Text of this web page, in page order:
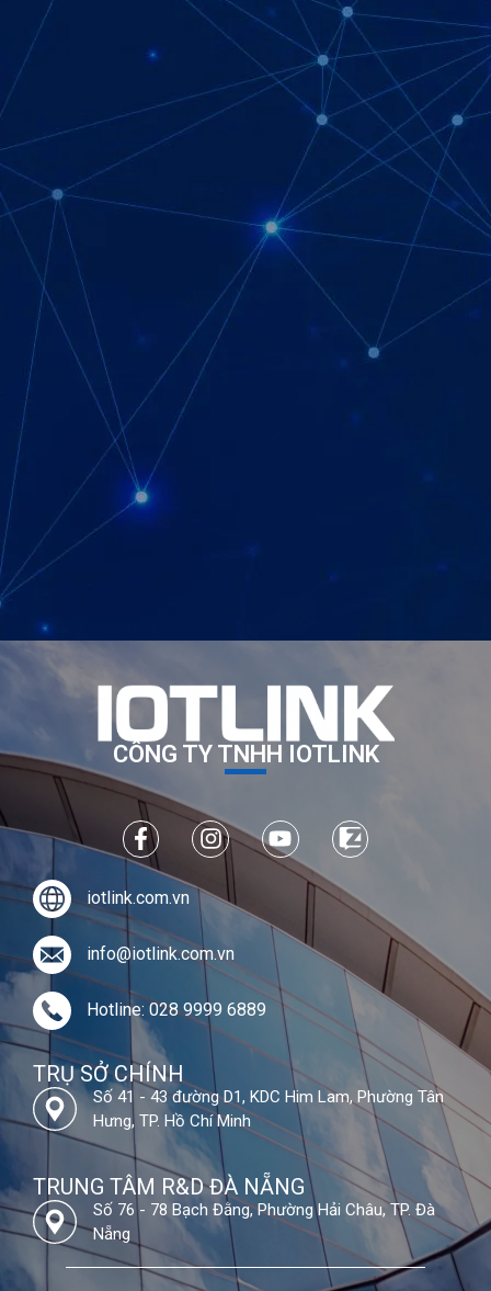
CÔNG TY TNHH IOTLINK
iotlink.com.vn
info@iotlink.com.vn
Hotline: 028 9999 6889
TRỤ SỞ CHÍNH
Số 41 - 43 đường D1, KDC Him Lam, Phường Tân
Hưng, TP. Hồ Chí Minh
TRUNG TÂM R&D ĐÀ NẴNG
Số 76 - 78 Bạch Đằng, Phường Hải Châu, TP. Đà
Nẵng